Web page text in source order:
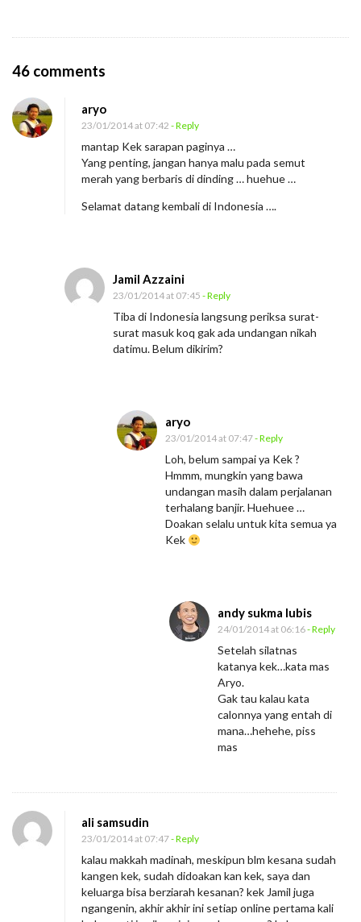
46 comments
N
a
n
g
aryo
23/01/2014 at 07:42 - Reply
mantap Kek sarapan paginya …
Yang penting, jangan hanya malu pada semut
merah yang berbaris di dinding … huehue …
Selamat datang kembali di Indonesia ….
Jamil Azzaini
23/01/2014 at 07:45 - Reply
Tiba di Indonesia langsung periksa surat-
surat masuk koq gak ada undangan nikah
datimu. Belum dikirim?
aryo
23/01/2014 at 07:47- Reply
Loh, belum sampai ya Kek ?
Hmmm, mungkin yang bawa
undangan masih dalam perjalanan
terhalang banjir. Huehuee …
Doakan selalu untuk kita semua ya
Kek
andy sukma lubis
24/01/2014 at 06:16- Reply
Setelah silatnas
katanya kek…kata mas
Aryo.
Gak tau kalau kata
calonnya yang entah di
mana…hehehe, piss
mas
ali samsudin
23/01/2014 at 07:47- Reply
kalau makkah madinah, meskipun blm kesana sudah
kangen kek, sudah didoakan kan kek, saya dan
keluarga bisa berziarah kesanan? kek Jamil juga
ngangenin, akhir akhir ini setiap online pertama kali